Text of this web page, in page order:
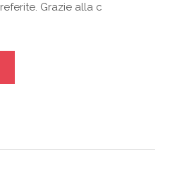
Grazie alla c